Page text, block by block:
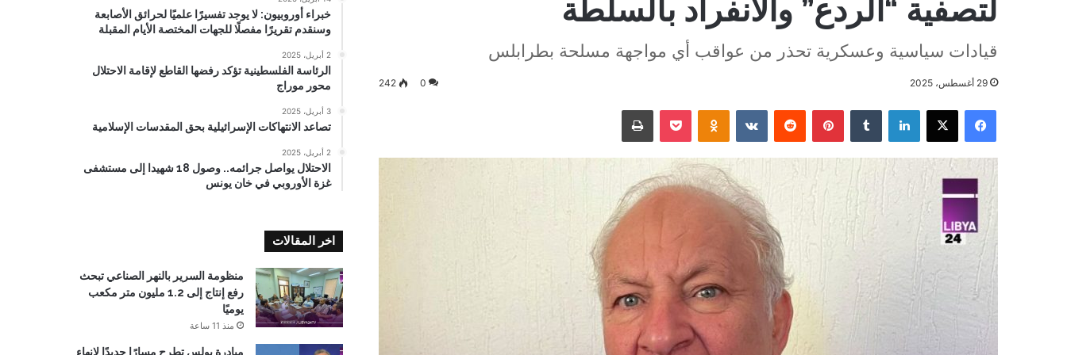
لتصفية “الردع” والانفراد بالسلطة
قيادات سياسية وعسكرية تحذر من عواقب أي مواجهة مسلحة بطرابلس
29 أغسطس، 2025 0
242
فيسبوك ‫X لينكدإن بينتيريست Odnoklassniki
‫Pocket طباعة
خبراء أوروبيون: لا يوجد تفسيرًا علميًا لحرائق الأصابعة
وسنقدم تقريرًا مفصلًا للجهات المختصة الأيام المقبلة
2 أبريل، 2025
الرئاسة الفلسطينية تؤكد رفضها القاطع لإقامة الاحتلال
محور موراج
3 أبريل، 2025
تصاعد الانتهاكات الإسرائيلية بحق المقدسات الإسلامية
2 أبريل، 2025
الاحتلال يواصل جرائمه.. وصول 18 شهيدا إلى مستشفى
غزة الأوروبي في خان يونس
اخر المقالات
منظومة السرير بالنهر الصناعي تبحث
رفع إنتاج إلى 1.2 مليون متر مكعب
يوميًا
منذ 11 ساعة
مبادرة بولس تطرح مسارًا جديدًا لإنهاء